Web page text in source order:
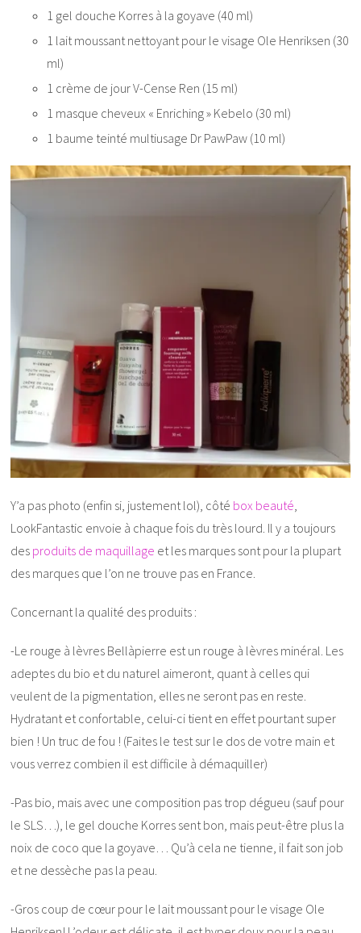
1 gel douche Korres à la goyave (40 ml)
1 lait moussant nettoyant pour le visage Ole Henriksen (30
ml)
1 crème de jour V-Cense Ren (15 ml)
1 masque cheveux « Enriching » Kebelo (30 ml)
1 baume teinté multiusage Dr PawPaw (10 ml)
Y’a pas photo (enfin si, justement lol), côté box beauté,
LookFantastic envoie à chaque fois du très lourd. Il y a toujours
des produits de maquillage et les marques sont pour la plupart
des marques que l’on ne trouve pas en France.
Concernant la qualité des produits :
-Le rouge à lèvres Bellàpierre est un rouge à lèvres minéral. Les
adeptes du bio et du naturel aimeront, quant à celles qui
veulent de la pigmentation, elles ne seront pas en reste.
Hydratant et confortable, celui-ci tient en effet pourtant super
bien ! Un truc de fou ! (Faites le test sur le dos de votre main et
vous verrez combien il est difficile à démaquiller)
-Pas bio, mais avec une composition pas trop dégueu (sauf pour
le SLS…), le gel douche Korres sent bon, mais peut-être plus la
noix de coco que la goyave… Qu’à cela ne tienne, il fait son job
et ne dessèche pas la peau.
-Gros coup de cœur pour le lait moussant pour le visage Ole